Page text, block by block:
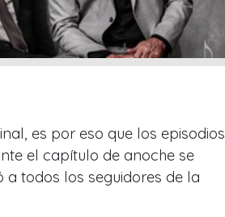
es por eso que los episodios
el capítulo de anoche se
todos los seguidores de la